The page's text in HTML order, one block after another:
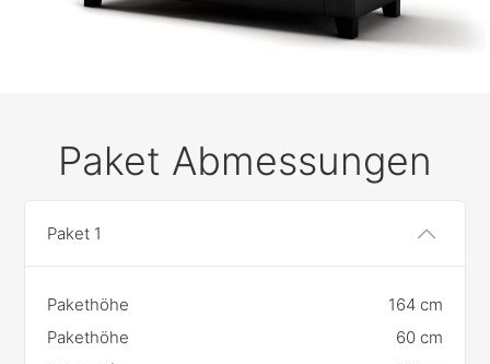
Paket Abmessungen
Paket 1
Pakethöhe
164 cm
Pakethöhe
60 cm